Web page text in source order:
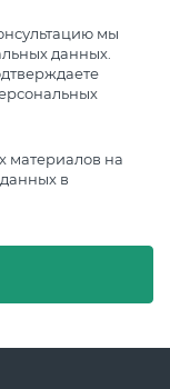
мы
данных.
материалов на
в